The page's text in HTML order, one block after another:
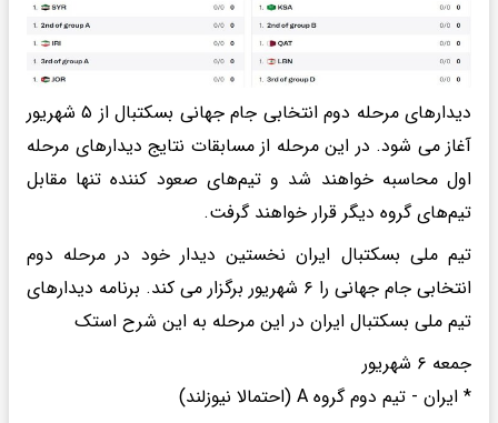
دیدارهای مرحله دوم انتخابی جام جهانی بسکتبال از ۵ شهریور
آغاز می شود. در این مرحله از مسابقات نتایج دیدارهای مرحله
اول محاسبه خواهند شد و تیم‌های صعود کننده تنها مقابل
تیم‌های گروه دیگر قرار خواهند گرفت.
تیم ملی بسکتبال ایران نخستین دیدار خود در مرحله دوم
انتخابی جام جهانی را ۶ شهریور برگزار می کند. برنامه دیدارهای
تیم ملی بسکتبال ایران در این مرحله به این شرح استک
جمعه ۶ شهریور
* ایران - تیم دوم گروه A (احتمالا نیوزلند)